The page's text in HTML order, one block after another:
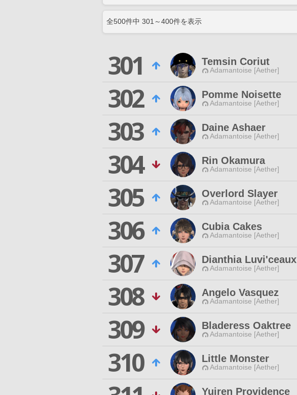
全500件中 301 ～400件を表示
301 Temsin Coriut
Adamantoise [Aether]
302
Pomme Noisette
Adamantoise [Aether]
303
Daine Ashaer
Adamantoise [Aether]
304
Rin Okamura
Adamantoise [Aether]
305
Overlord Slayer
Adamantoise [Aether]
306
Cubia Cakes
Adamantoise [Aether]
307
Dianthia Luvi'ceaux
Adamantoise [Aether]
308
Angelo Vasquez
Adamantoise [Aether]
309
Bladeress Oaktree
Adamantoise [Aether]
310
Little Monster
Adamantoise [Aether]
Yuiren Providence